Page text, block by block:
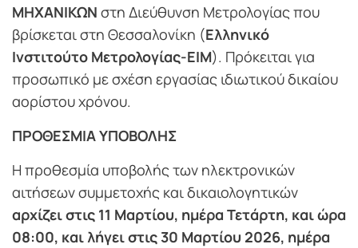
ΜΗΧΑΝΙΚΩΝ στη Διεύθυνση Μετρολογίας που
βρίσκεται στη Θεσσαλονίκη (Ελληνικό
Ινστιτούτο Μετρολογίας-ΕΙΜ). Πρόκειται για
προσωπικό με σχέση εργασίας ιδιωτικού δικαίου
αορίστου χρόνου.
ΠΡΟΘΕΣΜΙΑ ΥΠΟΒΟΛΗΣ
Η προθεσμία υποβολής των ηλεκτρονικών
αιτήσεων συμμετοχής και δικαιολογητικών
αρχίζει στις 11 Μαρτίου, ημέρα Τετάρτη, και ώρα
08:00, και λήγει στις 30 Μαρτίου 2026, ημέρα